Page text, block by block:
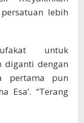
lebih
untuk
diganti dengan
pertama pun
Esa’. “Terang